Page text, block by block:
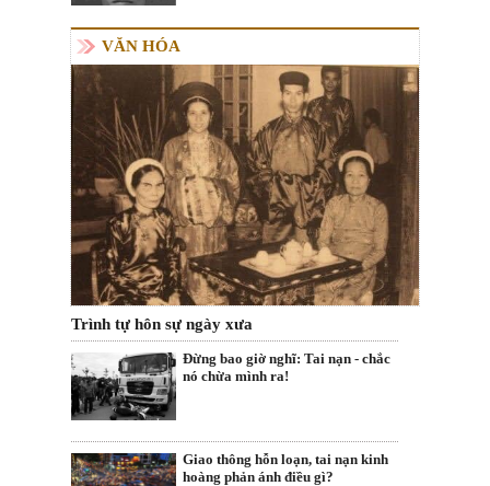
VĂN HÓA
Trình tự hôn sự ngày xưa
Đừng bao giờ nghĩ: Tai nạn - chắc
nó chừa mình ra!
Giao thông hỗn loạn, tai nạn kinh
hoàng phản ánh điều gì?